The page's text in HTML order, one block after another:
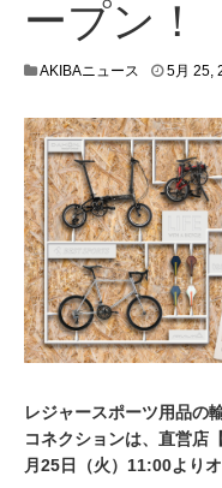
ープン！
AKIBAニュース 5月 25,
レジャースポーツ用品の
コネクションは、直営店
月25日（火）11:00よりオ